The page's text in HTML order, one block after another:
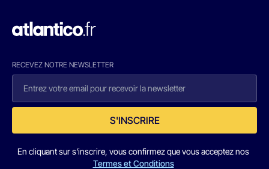
RECEVEZ NOTRE NEWSLETTER
S'INSCRIRE
En cliquant sur s'inscrire, vous confirmez que vous acceptez nos
Termes et Conditions